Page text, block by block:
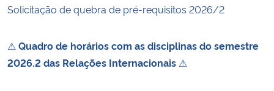
Solicitação de quebra de pré-requisitos 2026/2
⚠ Quadro de horários com as disciplinas do semestre
2026.2 das Relações Internacionais ⚠